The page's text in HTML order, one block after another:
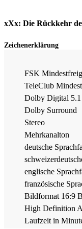
xXx: Die Rückkehr
Zeichenerklärung
FSK
TeleClub
Dolby Digital 5.1
Dolby Surround
Stereo
Mehrkanalton
deutsche
englische
französische
Bildformat 16:9
High Definition
Laufzeit in